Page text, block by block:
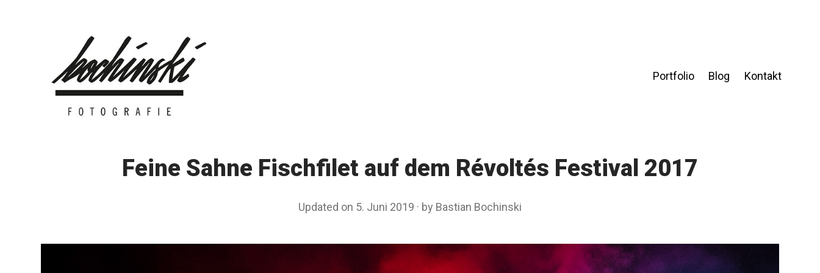
Portfolio Blog Kontakt
Feine Sahne Fischfilet auf dem Révoltés Festival 2017
Updated on 5. Juni 2019 4
e
p
by Bastian Bochinski